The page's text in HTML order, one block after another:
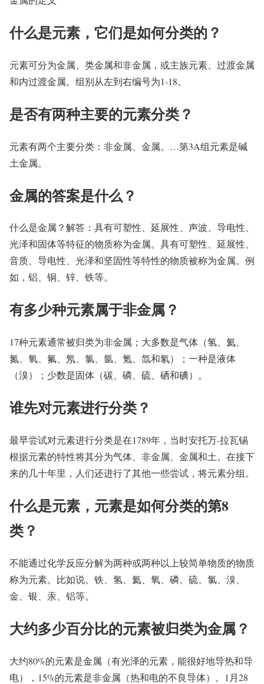
什么是元素，它们是如何分类的？
元素可分为金属、类金属和非金属，或主族元素、过渡金属
和内过渡金属。组别从左到右编号为1-18。
是否有两种主要的元素分类？
元素有两个主要分类：非金属、金属。…第3A组元素是碱
土金属。
金属的答案是什么？
什么是金属？解答：具有可塑性、延展性、声波、导电性、
光泽和固体等特征的物质称为金属。具有可塑性、延展性、
音质、导电性、光泽和坚固性等特性的物质被称为金属。例
如，铝、铜、锌、铁等。
有多少种元素属于非金属？
17种元素通常被归类为非金属；大多数是气体（氢、氦、
氮、氧、氟、氖、氯、氩、氪、氙和氡）；一种是液体
（溴）；少数是固体（碳、磷、硫、硒和碘）。
谁先对元素进行分类？
最早尝试对元素进行分类是在1789年，当时安托万-拉瓦锡
根据元素的特性将其分为气体、非金属、金属和土。在接下
来的几十年里，人们还进行了其他一些尝试，将元素分组。
什么是元素，元素是如何分类的第8
类？
不能通过化学反应分解为两种或两种以上较简单物质的物质
称为元素。比如说。铁、氢、氦、氧、磷、硫、氯、溴、
金、银、汞、铝等。
大约多少百分比的元素被归类为金属？
大约80%的元素是金属（有光泽的元素，能很好地导热和导
电），15%的元素是非金属（热和电的不良导体）。1月28